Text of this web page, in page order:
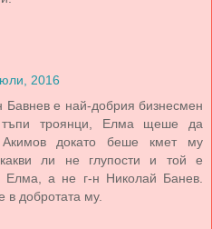
2016
е най-добрия бизнесмен
троянци, Елма щеше да
докато беше кмет му
ли не глупости и той е
Елма, а не г-н Николай Банев.
в добротата му.